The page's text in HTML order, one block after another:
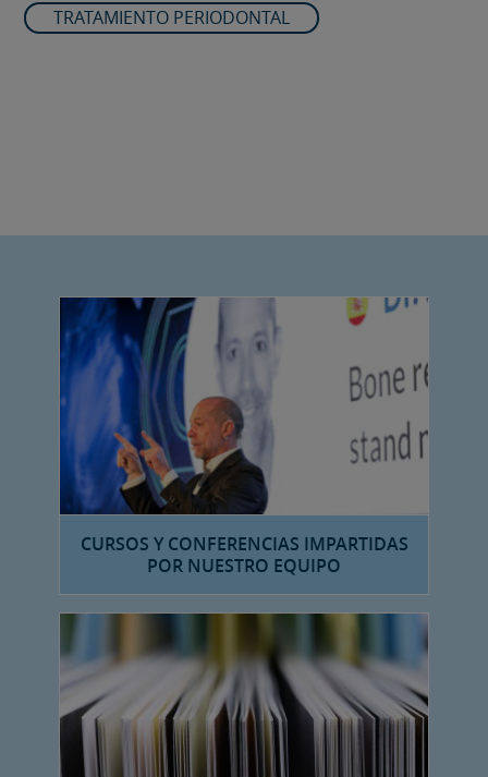
TRATAMIENTO PERIODONTAL
CURSOS Y CONFERENCIAS IMPARTIDAS
POR NUESTRO EQUIPO